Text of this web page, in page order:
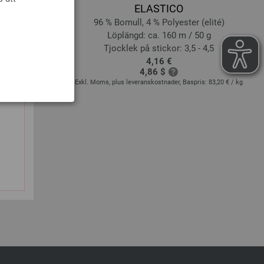
g
ELASTICO
96 % Bomull, 4 % Polyester (elité)
Löplängd: ca. 160 m / 50 g
Tjocklek på stickor: 3,5 - 4,5
4,16 €
4,86 $
Exkl. Moms, plus leveranskostnader, Baspris: 83,20 € / kg